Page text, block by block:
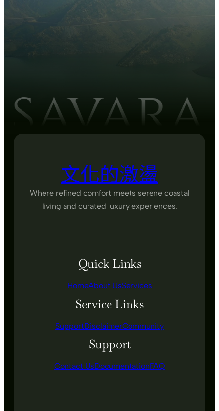
文化的激盪
Where refined comfort meets serene coastal
living and curated luxury experiences.
Quick Links
HomeAbout UsServices
Service Links
SupportDisclaimerCommunity
Support
Contact UsDocumentationFAQ